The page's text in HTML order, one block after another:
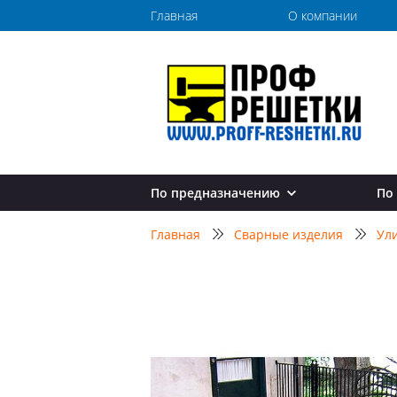
Главная О компании
По предназначению
Перила для лестниц
Перила для крыльца
Перила для улицы
По
Главная Сварные изделия